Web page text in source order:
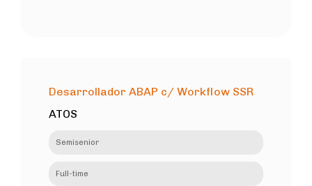
Desarrollador ABAP c/ Workflow SSR
ATOS
Semisenior
Full-time